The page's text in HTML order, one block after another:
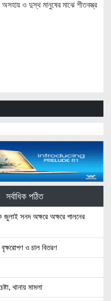
ও দুস্থ মানুষের মাঝে শীতবস্ত্র
সর্বাধিক পঠিত
জুলাই সনদ অক্ষরে অক্ষরে পালনের
ও চাল বিতরণ
থানায় মামলা